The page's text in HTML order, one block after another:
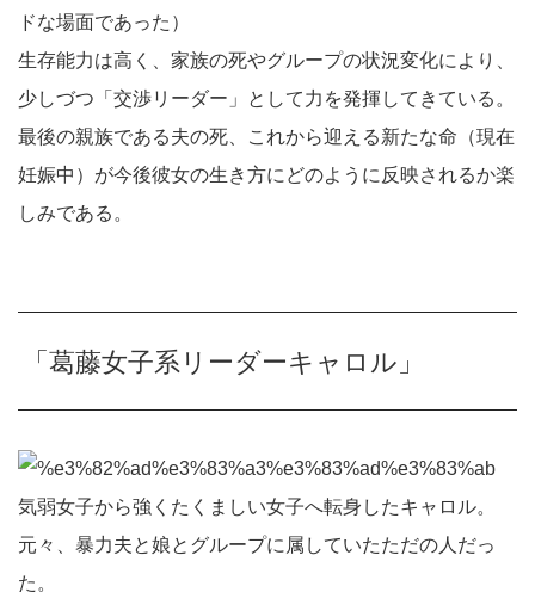
ドな場面であった）
生存能力は高く、家族の死やグループの状況変化により、
少しづつ「交渉リーダー」として力を発揮してきている。
最後の親族である夫の死、これから迎える新たな命（現在
妊娠中）が今後彼女の生き方にどのように反映されるか楽
しみである。
「葛藤女子系リーダーキャロル」
気弱女子から強くたくましい女子へ転身したキャロル。
元々、暴力夫と娘とグループに属していたただの人だっ
た。